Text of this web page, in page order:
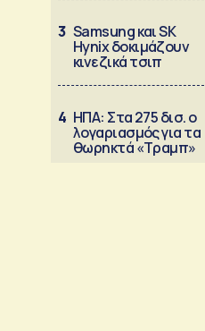
3 Samsung και SK
Hynix δοκιμάζουν
κινεζικά τσιπ
4 ΗΠΑ: Στα 275 δισ. ο
λογαριασμός για τα
θωρηκτά «Τραμπ»